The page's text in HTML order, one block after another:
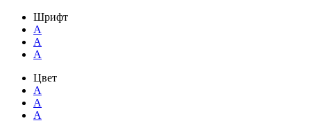
Шрифт
A
A
A
Цвет
A
A
A